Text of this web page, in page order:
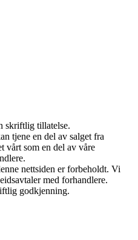
skriftlig tillatelse.
tjene en del av salget fra
vårt som en del av våre
nettsiden er forbeholdt. Vi
med forhandlere.
godkjenning.